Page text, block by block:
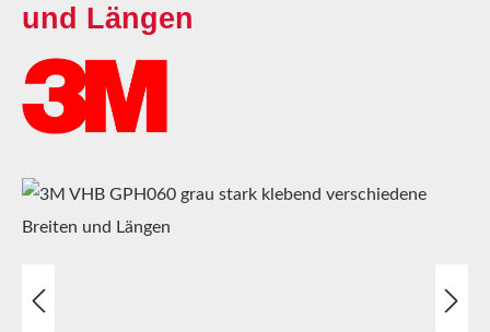
und Längen
Bildergalerie überspringen